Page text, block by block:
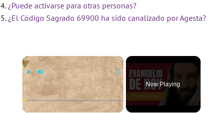
¿Puede activarse para otras personas?
¿El Código Sagrado 69900 ha sido canalizado por Agesta?
×
Now Playing